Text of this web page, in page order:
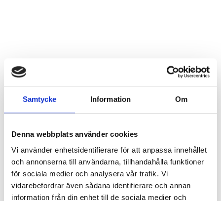
Samtycke Information Om
Denna webbplats använder cookies
Vi använder enhetsidentifierare för att anpassa innehållet
och annonserna till användarna, tillhandahålla funktioner
för sociala medier och analysera vår trafik. Vi
vidarebefordrar även sådana identifierare och annan
information från din enhet till de sociala medier och